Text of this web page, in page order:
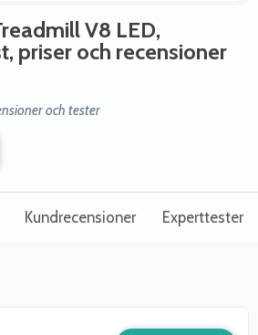
V8 LED,
priser och recensioner
och tester
Kundrecensioner Experttester